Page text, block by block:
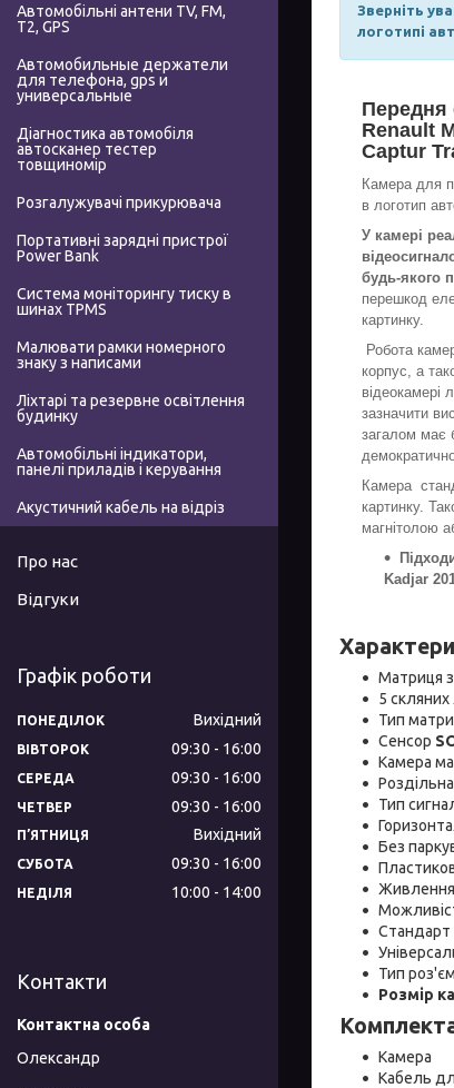
Зверніть
логотипі
Передня
Renault
Captur
Камера для
в логотип
У камері
будь-якого
перешкод
картинку.
Робота
корпус, а
відеокамері
зазначити
загалом має
Камера
картинку.
магнітолою
Kadjar
Матриця
5 скляних
Тип
Cенсор
Камера
Тип
Без
Стандарт
Тип
Розмір
Камера
Кабель
Автомобільні антени TV, FM,
T2, GPS
Автомобильные держатели
для телефона, gps и
универсальные
Діагностика автомобіля
автосканер тестер
товщиномір
Розгалужувачі прикурювача
Портативні зарядні пристрої
Power Bank
Система моніторингу тиску в
шинах TPMS
Малювати рамки номерного
знаку з написами
Ліхтарі та резервне освітлення
будинку
Автомобільні індикатори,
панелі приладів і керування
Акустичний кабель на відріз
Про нас
Відгуки
Графік роботи
ПОНЕДІЛОК Вихідний
ВІВТОРОК 09:30 16:00
СЕРЕДА 09:30 16:00
ЧЕТВЕР 09:30 16:00
ПʼЯТНИЦЯ Вихідний
СУБОТА 09:30 16:00
НЕДІЛЯ 10:00 14:00
Контакти
Олександр